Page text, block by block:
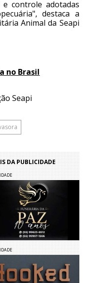
controle adotadas
destaca a
Animal da Seapi
no Brasil
Seapi
DA PUBLICIDADE